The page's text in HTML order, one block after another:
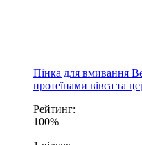
Пінка для вмивання
протеїнами вівса та
Рейтинг:
100%